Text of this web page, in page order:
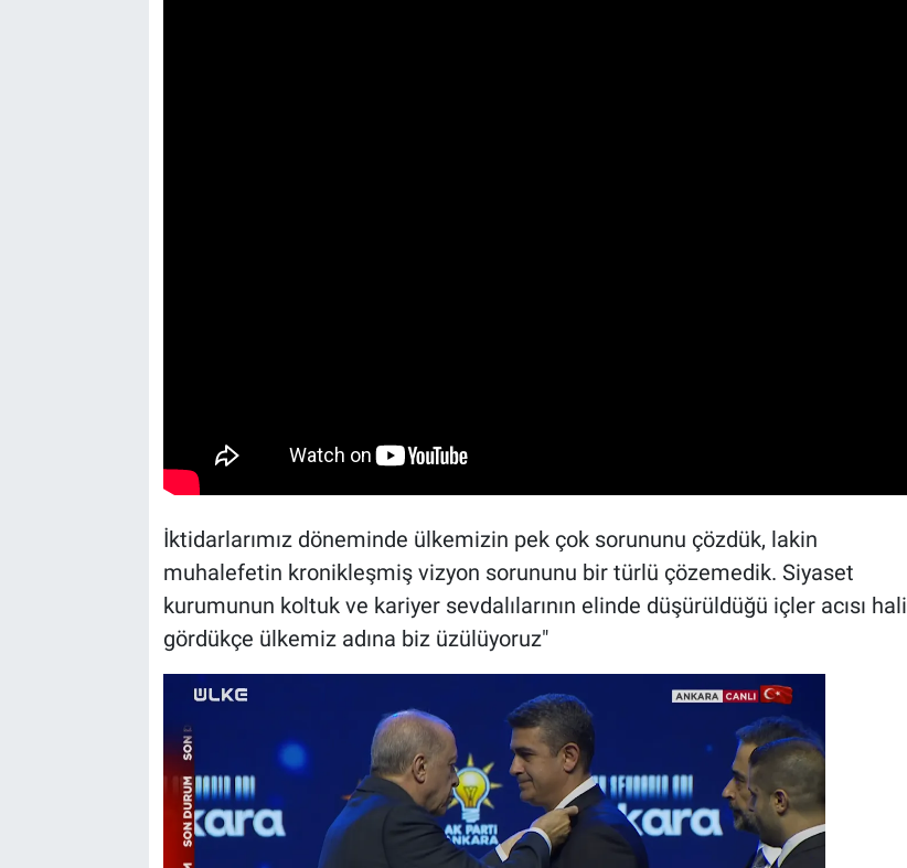
İktidarlarımız döneminde ülkemizin pek çok sorununu çözdük, lakin
muhalefetin kronikleşmiş vizyon sorununu bir türlü çözemedik. Siyaset
kurumunun koltuk ve kariyer sevdalılarının elinde düşürüldüğü içler acısı hali
gördükçe ülkemiz adına biz üzülüyoruz"